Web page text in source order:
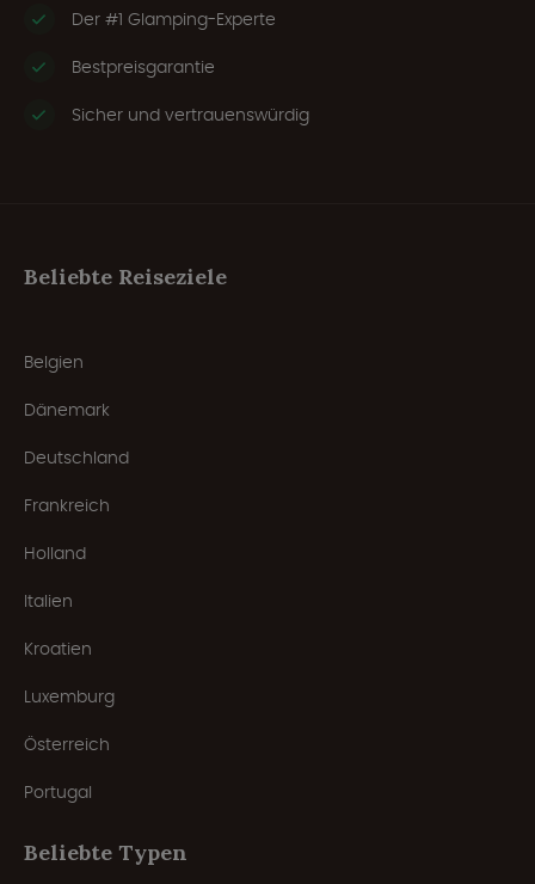
Der #1 Glamping-Experte
Bestpreisgarantie
Sicher und vertrauenswürdig
Beliebte Reiseziele
Belgien
Dänemark
Deutschland
Frankreich
Holland
Italien
Kroatien
Luxemburg
Österreich
Portugal
Beliebte Typen